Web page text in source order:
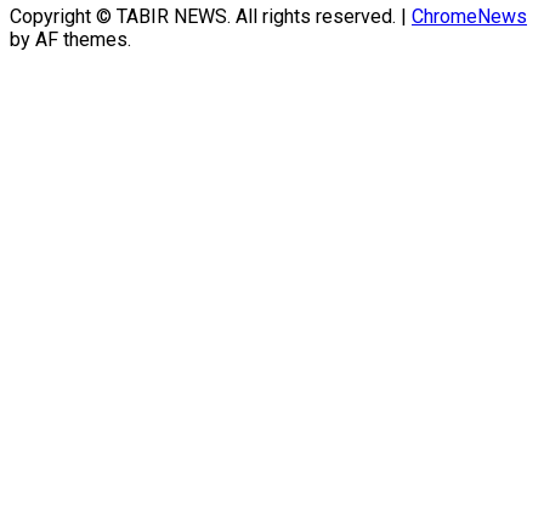
Copyright © TABIR NEWS. All rights reserved. | ChromeNews
by AF themes.